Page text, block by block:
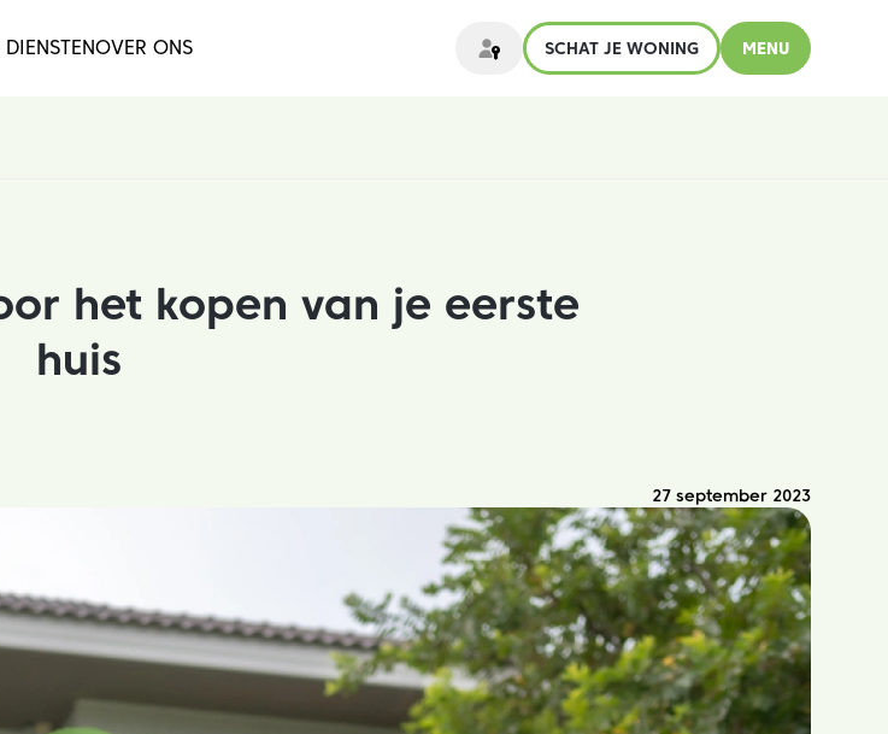
OVER ONS SCHAT JE WONING MENU
het kopen van je eerste
huis
27 september 2023